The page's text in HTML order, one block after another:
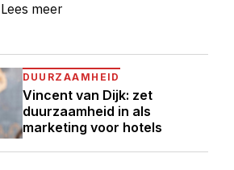
Lees meer
DUURZAAMHEID
Vincent van Dijk: zet
duurzaamheid in als
marketing voor hotels